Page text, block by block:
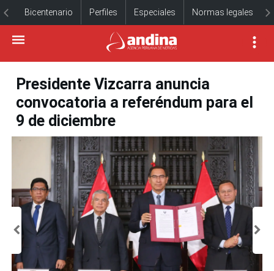
Bicentenario Perfiles Especiales Normas legales
Presidente Vizcarra anuncia
convocatoria a referéndum para el
9 de diciembre